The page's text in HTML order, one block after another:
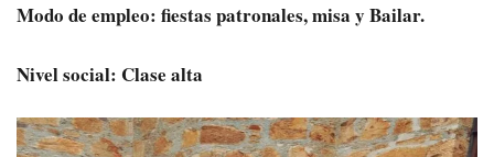
Modo de empleo: fiestas patronales, misa y Bailar.
Nivel social: Clase alta